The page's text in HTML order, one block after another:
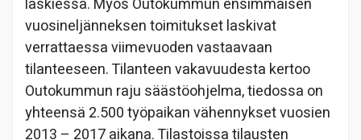
laskiessa. Myös Outokummun ensimmäisen
vuosineljänneksen toimitukset laskivat
verrattaessa viimevuoden vastaavaan
tilanteeseen. Tilanteen vakavuudesta kertoo
Outokummun raju säästöohjelma, tiedossa on
yhteensä 2.500 työpaikan vähennykset vuosien
2013 – 2017 aikana. Tilastoissa tilausten